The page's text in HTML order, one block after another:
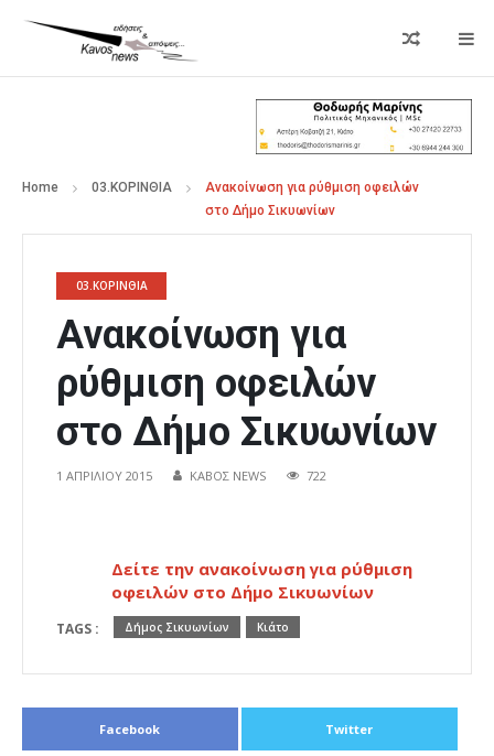
Home 03.ΚΟΡΙΝΘΙΑ
Ανακοίνωση για ρύθμιση οφειλών
στο Δήμο Σικυωνίων
03.ΚΟΡΙΝΘΙΑ
Ανακοίνωση για
ρύθμιση οφειλών
στο Δήμο Σικυωνίων
1 ΑΠΡΙΛΊΟΥ 2015 ΚΑΒΟΣ NEWS 722
Δείτε την ανακοίνωση για ρύθμιση
οφειλών στο Δήμο Σικυωνίων
TAGS : Δήμος Σικυωνίων Κιάτο
Facebook Twitter